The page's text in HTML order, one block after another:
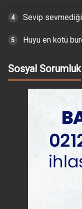
Sevip
Huyu en kötü
Sosyal Sorumluk